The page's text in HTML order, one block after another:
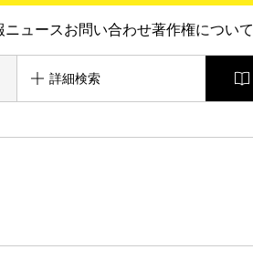
ニュースお問い合わせ著作権について
詳細検索